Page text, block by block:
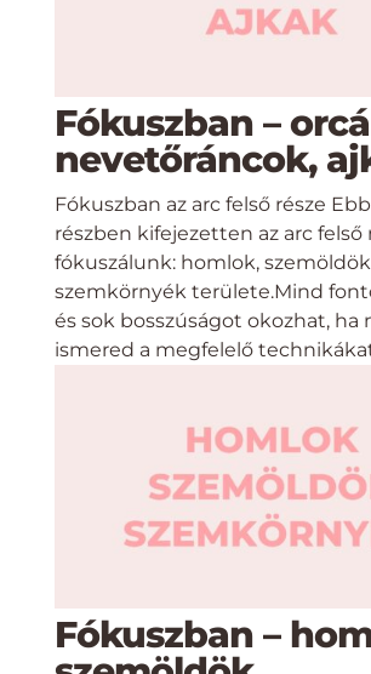
Fókuszban –
nevetőráncok,
Fókuszban az arc felső része
részben kifejezetten az arc felső
fókuszálunk: homlok,
szemkörnyék területe.Mind
és sok bosszúságot okozhat, ha
ismered a megfelelő
Fókuszban –